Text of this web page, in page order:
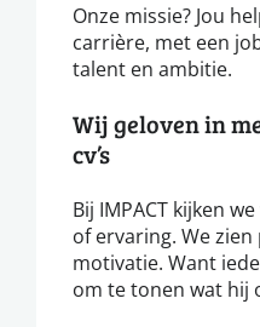
Onze missie? Jou
carrière, met een
talent en ambitie.
Wij geloven in
cv’s
Bij IMPACT kijken
of ervaring. We
motivatie. Want
om te tonen wat hij